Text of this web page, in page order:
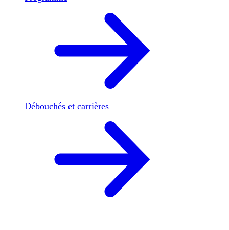
Débouchés et carrières